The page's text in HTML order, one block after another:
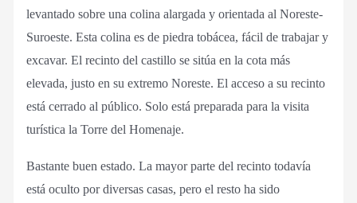
levantado sobre una colina alargada y orientada al Noreste-
Suroeste. Esta colina es de piedra tobácea, fácil de trabajar y
excavar. El recinto del castillo se sitúa en la cota más
elevada, justo en su extremo Noreste. El acceso a su recinto
está cerrado al público. Solo está preparada para la visita
turística la Torre del Homenaje.
Bastante buen estado. La mayor parte del recinto todavía
está oculto por diversas casas, pero el resto ha sido